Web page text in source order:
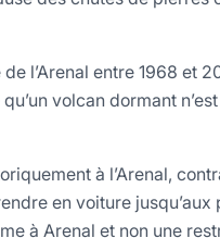
l’Arenal entre 1968 et
volcan dormant
à l’Arenal,
en voiture
à Arenal et non une